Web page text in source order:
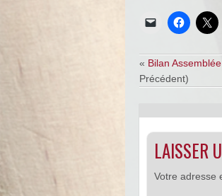
« Bilan
Précédent)
LAISSER
Votre adresse